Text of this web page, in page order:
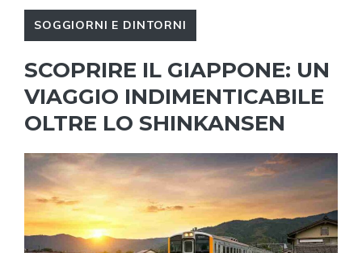
SOGGIORNI E DINTORNI
SCOPRIRE IL GIAPPONE: UN
VIAGGIO INDIMENTICABILE
OLTRE LO SHINKANSEN